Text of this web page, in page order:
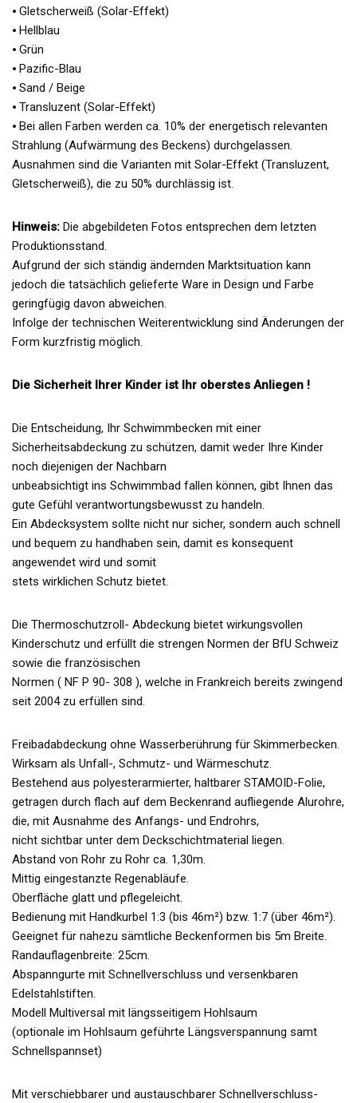
⦁ Gletscherweiß (Solar-Effekt)
⦁ Hellblau
⦁ Grün
⦁ Pazific-Blau
⦁ Sand / Beige
⦁ Transluzent (Solar-Effekt)
⦁ Bei allen Farben werden ca. 10% der energetisch relevanten
Strahlung (Aufwärmung des Beckens) durchgelassen.
Ausnahmen sind die Varianten mit Solar-Effekt (Transluzent,
Gletscherweiß), die zu 50% durchlässig ist.
Hinweis: Die abgebildeten Fotos entsprechen dem letzten
Produktionsstand.
Aufgrund der sich ständig ändernden Marktsituation kann
jedoch die tatsächlich gelieferte Ware in Design und Farbe
geringfügig davon abweichen.
Infolge der technischen Weiterentwicklung sind Änderungen der
Form kurzfristig möglich.
Die Sicherheit Ihrer Kinder ist Ihr oberstes Anliegen !
Die Entscheidung, Ihr Schwimmbecken mit einer
Sicherheitsabdeckung zu schützen, damit weder Ihre Kinder
noch diejenigen der Nachbarn
unbeabsichtigt ins Schwimmbad fallen können, gibt Ihnen das
gute Gefühl verantwortungsbewusst zu handeln.
Ein Abdecksystem sollte nicht nur sicher, sondern auch schnell
und bequem zu handhaben sein, damit es konsequent
angewendet wird und somit
stets wirklichen Schutz bietet.
Die Thermoschutzroll- Abdeckung bietet wirkungsvollen
Kinderschutz und erfüllt die strengen Normen der BfU Schweiz
sowie die französischen
Normen ( NF P 90- 308 ), welche in Frankreich bereits zwingend
seit 2004 zu erfüllen sind.
Freibadabdeckung ohne Wasserberührung für Skimmerbecken.
Wirksam als Unfall-, Schmutz- und Wärmeschutz.
Bestehend aus polyesterarmierter, haltbarer STAMOID-Folie,
getragen durch flach auf dem Beckenrand aufliegende Alurohre,
die, mit Ausnahme des Anfangs- und Endrohrs,
nicht sichtbar unter dem Deckschichtmaterial liegen.
Abstand von Rohr zu Rohr ca. 1,30m.
Mittig eingestanzte Regenabläufe.
Oberfläche glatt und pflegeleicht.
Bedienung mit Handkurbel 1:3 (bis 46m²) bzw. 1:7 (über 46m²).
Geeignet für nahezu sämtliche Beckenformen bis 5m Breite.
Randauflagenbreite: 25cm.
Abspanngurte mit Schnellverschluss und versenkbaren
Edelstahlstiften.
Modell Multiversal mit längsseitigem Hohlsaum
(optionale im Hohlsaum geführte Längsverspannung samt
Schnellspannset)
Mit verschiebbarer und austauschbarer Schnellverschluss-